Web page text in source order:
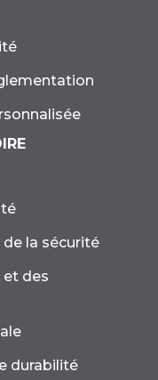
la sécurité
et des
durabilité